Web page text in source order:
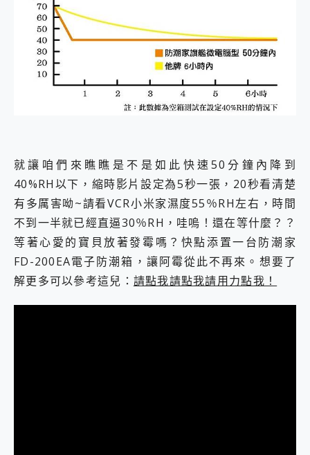
就讓咱們來瞧瞧是不是如此快速50分鐘內降到
40%RH以下，縮時影片設定為5秒一張，20秒看清楚
有多厲害呦~請看VCR小米家濕度55％RH左右，時間
不到一半就已經直逼30％RH，哇嗚！還在等什麼？？
等著心愛的寶貝放著發霉嗎？快點添置一台防潮家
FD-200EA電子防潮箱，讓阿霉從此不再來。想要了
解更多可以參考這兒： 請點我請點我請用力點我！